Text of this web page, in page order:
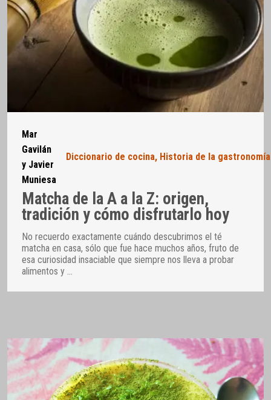
Mar
Gavilán
y Javier
Muniesa
Diccionario de cocina, Historia de la gastronomía
Matcha de la A a la Z: origen,
tradición y cómo disfrutarlo hoy
No recuerdo exactamente cuándo descubrimos el té
matcha en casa, sólo que fue hace muchos años, fruto de
esa curiosidad insaciable que siempre nos lleva a probar
alimentos y …